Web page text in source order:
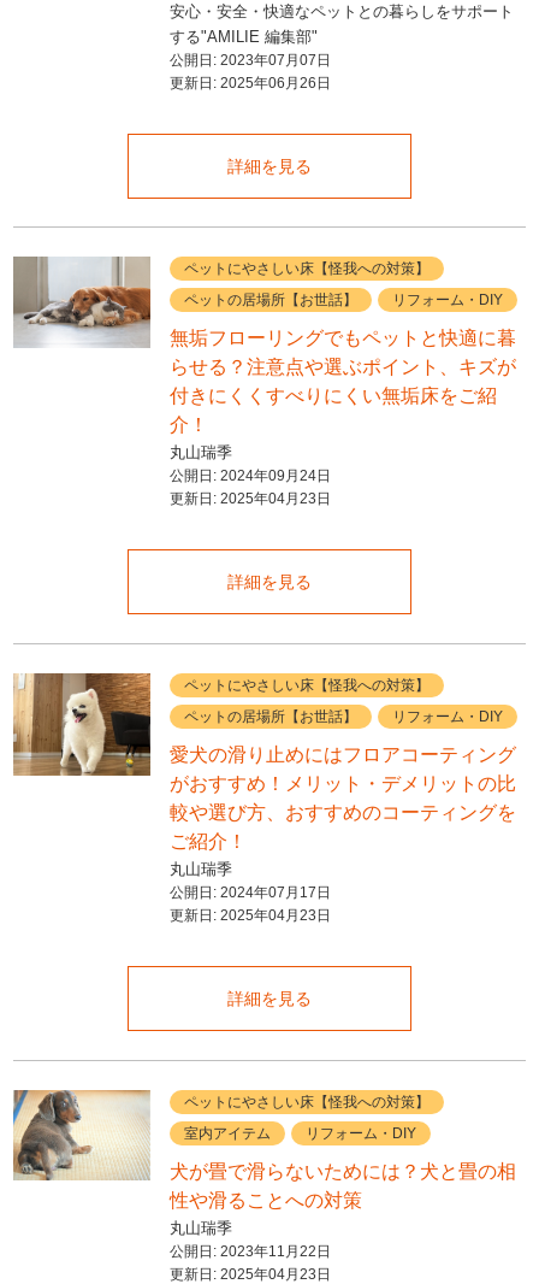
安心・安全・快適なペットとの暮らしをサポート
する"AMILIE 編集部"
公開日: 2023年07月07日
更新日: 2025年06月26日
詳細を見る
ペットにやさしい床【怪我への対策】
ペットの居場所【お世話】
リフォーム・DIY
無垢フローリングでもペットと快適に暮
らせる？注意点や選ぶポイント、キズが
付きにくくすべりにくい無垢床をご紹
介！
丸山瑞季
公開日: 2024年09月24日
更新日: 2025年04月23日
詳細を見る
ペットにやさしい床【怪我への対策】
ペットの居場所【お世話】
リフォーム・DIY
愛犬の滑り止めにはフロアコーティング
がおすすめ！メリット・デメリットの比
較や選び方、おすすめのコーティングを
ご紹介！
丸山瑞季
公開日: 2024年07月17日
更新日: 2025年04月23日
詳細を見る
ペットにやさしい床【怪我への対策】
室内アイテム
リフォーム・DIY
犬が畳で滑らないためには？犬と畳の相
性や滑ることへの対策
丸山瑞季
公開日: 2023年11月22日
更新日: 2025年04月23日